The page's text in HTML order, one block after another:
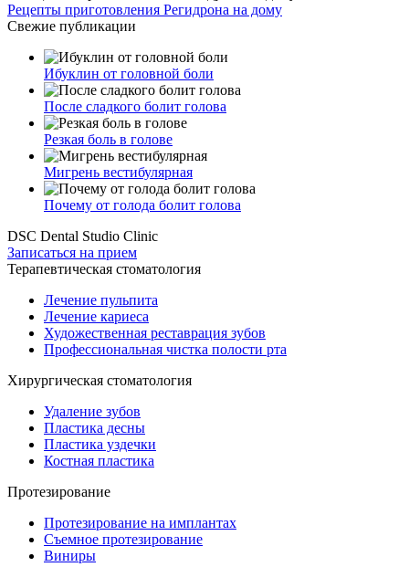
Рецепты приготовления Регидрона на дому
Свежие публикации
Ибуклин от головной боли
После сладкого болит голова
Резкая боль в голове
Мигрень вестибулярная
Почему от голода болит голова
DSC Dental Studio Clinic
Записаться на прием
Терапевтическая стоматология
Лечение пульпита
Лечение кариеса
Художественная реставрация зубов
Профессиональная чистка полости рта
Хирургическая стоматология
Удаление зубов
Пластика десны
Пластика уздечки
Костная пластика
Протезирование
Протезирование на имплантах
Съемное протезирование
Виниры